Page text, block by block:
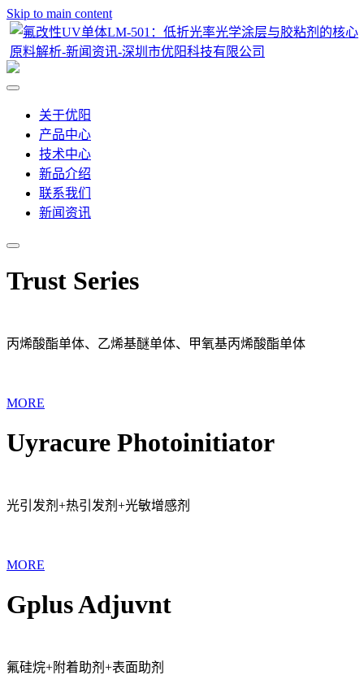
Skip to main content
关于优阳
产品中心
技术中心
新品介绍
联系我们
新闻资讯
Trust Series
丙烯酸酯单体、乙烯基醚单体、甲氧基丙烯酸酯单体
MORE
Uyracure Photoinitiator
光引发剂+热引发剂+光敏增感剂
MORE
Gplus Adjuvnt
氟硅烷+附着助剂+表面助剂